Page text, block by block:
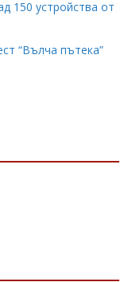
150 устройства от
“Вълча пътека”